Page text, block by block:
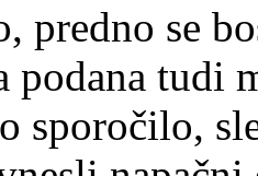
predno se
podana tudi
sporočilo,